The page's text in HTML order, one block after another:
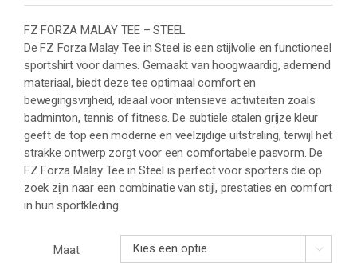
was:
€44.95.
is:
€24.95.
FZ FORZA MALAY TEE – STEEL
De FZ Forza Malay Tee in Steel is een stijlvolle en functioneel
sportshirt voor dames. Gemaakt van hoogwaardig, ademend
materiaal, biedt deze tee optimaal comfort en
bewegingsvrijheid, ideaal voor intensieve activiteiten zoals
badminton, tennis of fitness. De subtiele stalen grijze kleur
geeft de top een moderne en veelzijdige uitstraling, terwijl het
strakke ontwerp zorgt voor een comfortabele pasvorm. De
FZ Forza Malay Tee in Steel is perfect voor sporters die op
zoek zijn naar een combinatie van stijl, prestaties en comfort
in hun sportkleding.
Maat 